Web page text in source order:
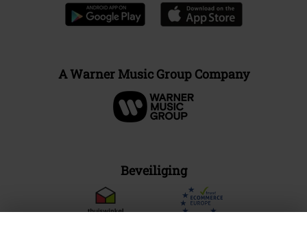
A Warner Music Group Company
Beveiliging